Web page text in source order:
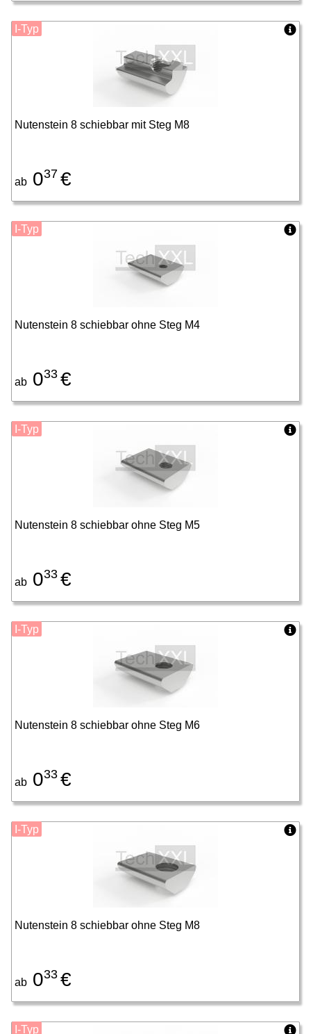
Nutenstein 8 schiebbar mit Steg M8
ab 037 €
I-Typ
Nutenstein 8 schiebbar ohne Steg M4
ab 033 €
I-Typ
Nutenstein 8 schiebbar ohne Steg M5
ab 033 €
I-Typ
Nutenstein 8 schiebbar ohne Steg M6
ab 033 €
I-Typ
Nutenstein 8 schiebbar ohne Steg M8
ab 033 €
I-Typ
I-Typ